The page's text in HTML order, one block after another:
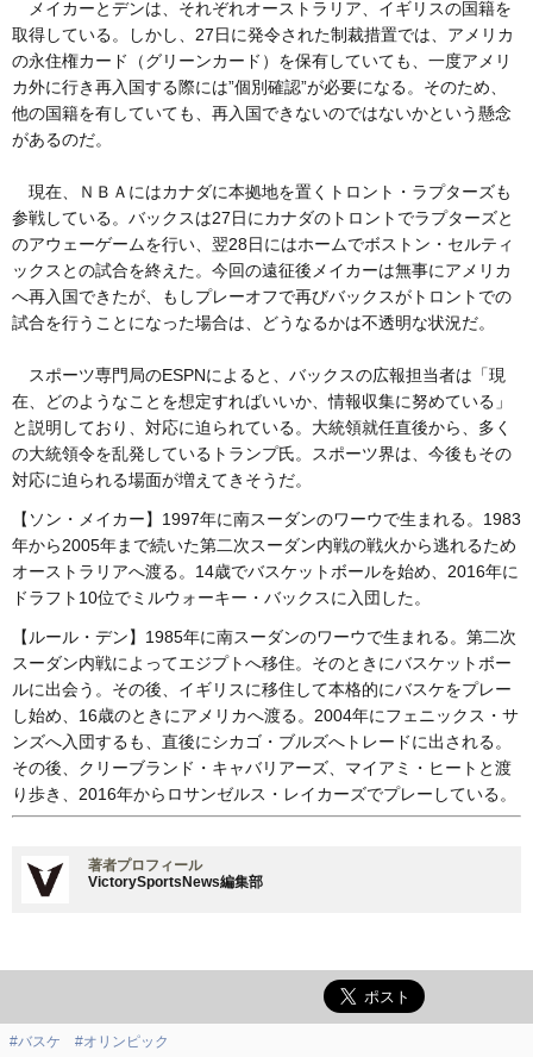
メイカーとデンは、それぞれオーストラリア、イギリスの国籍を
取得している。しかし、27日に発令された制裁措置では、アメリカ
の永住権カード（グリーンカード）を保有していても、一度アメリ
カ外に行き再入国する際には”個別確認”が必要になる。そのため、
他の国籍を有していても、再入国できないのではないかという懸念
があるのだ。
現在、ＮＢＡにはカナダに本拠地を置くトロント・ラプターズも
参戦している。バックスは27日にカナダのトロントでラプターズと
のアウェーゲームを行い、翌28日にはホームでボストン・セルティ
ックスとの試合を終えた。今回の遠征後メイカーは無事にアメリカ
へ再入国できたが、もしプレーオフで再びバックスがトロントでの
試合を行うことになった場合は、どうなるかは不透明な状況だ。
スポーツ専門局のESPNによると、バックスの広報担当者は「現
在、どのようなことを想定すればいいか、情報収集に努めている」
と説明しており、対応に迫られている。大統領就任直後から、多く
の大統領令を乱発しているトランプ氏。スポーツ界は、今後もその
対応に迫られる場面が増えてきそうだ。
【ソン・メイカー】1997年に南スーダンのワーウで生まれる。1983
年から2005年まで続いた第二次スーダン内戦の戦火から逃れるため
オーストラリアへ渡る。14歳でバスケットボールを始め、2016年に
ドラフト10位でミルウォーキー・バックスに入団した。
【ルール・デン】1985年に南スーダンのワーウで生まれる。第二次
スーダン内戦によってエジプトへ移住。そのときにバスケットボー
ルに出会う。その後、イギリスに移住して本格的にバスケをプレー
し始め、16歳のときにアメリカへ渡る。2004年にフェニックス・サ
ンズへ入団するも、直後にシカゴ・ブルズへトレードに出される。
その後、クリーブランド・キャバリアーズ、マイアミ・ヒートと渡
り歩き、2016年からロサンゼルス・レイカーズでプレーしている。
著者プロフィール
VictorySportsNews編集部
#バスケ #オリンピック